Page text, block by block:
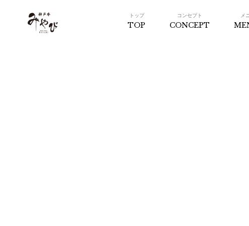
トップ
TOP
コンセプト
CONCEPT
メ